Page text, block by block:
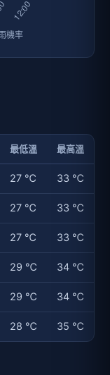
最低溫 最高溫
27 ℃ 33 ℃
27 ℃ 33 ℃
27 ℃ 33 ℃
29 ℃ 34 ℃
29 ℃ 34 ℃
28 ℃ 35 ℃